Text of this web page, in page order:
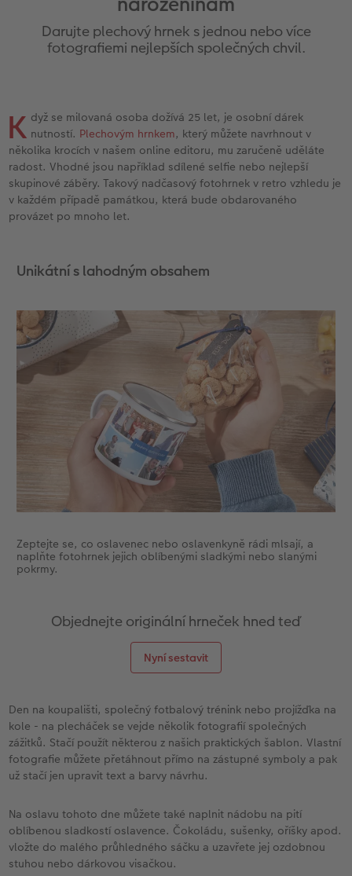
Panoramatické stránky
Ukázky fotoknih
Garance spokojenosti
CEWE myPhotos
Art Collection
CEWE foto ihned s textem
CEWE foto ihned s designem
CEWE přání na počkání
Fotosety ihned
Vícedílné fotografie ihned
Koláž ihned
CEWE foto ihned
Little Prints
Art Prints
Rámy
Samolepky z fotky
Novinky
Akrylové sklo
Hliníková deska
Gallery Print
Svatební cedule
Vícedílné obrazy
CEWE myPhotos
Novinky
Fotokoláž k výročí
Plakát s vyříznutou fotografií
Hry
Domácí mazlíčci
Art Prints
Dárková krabička
CEWE FOTOKNIHA dětská
Novinky
Novinky
Cardholder
CEWE myPhotos
Pohlednice s přímým odesláním
Karty
Dětská přání
Další události
CEWE myPhotos
Inspirace pro váš domov
DIY
Designové fotoobrazy
Kronika roku
Fotografické soutěže
Darujte plechový hrnek s jednou nebo více
fotografiemi nejlepších společných chvil.
K dyž se milovaná osoba dožívá 25 let, je osobní dárek
nutností. Plechovým hrnkem, který můžete navrhnout v
několika krocích v našem online editoru, mu zaručeně uděláte
radost. Vhodné jsou například sdílené selfie nebo nejlepší
skupinové záběry. Takový nadčasový fotohrnek v retro vzhledu je
v každém případě památkou, která bude obdarovaného
provázet po mnoho let.
Unikátní s lahodným obsahem
Zeptejte se, co oslavenec nebo oslavenkyně rádi mlsají, a
naplňte fotohrnek jejich oblíbenými sladkými nebo slanými
pokrmy.
Objednejte originální hrneček hned teď
Nyní sestavit
Den na koupališti, společný fotbalový trénink nebo projížďka na
kole - na plecháček se vejde několik fotografií společných
zážitků. Stačí použít některou z našich praktických šablon. Vlastní
fotografie můžete přetáhnout přímo na zástupné symboly a pak
už stačí jen upravit text a barvy návrhu.
Na oslavu tohoto dne můžete také naplnit nádobu na pití
oblíbenou sladkostí oslavence. Čokoládu, sušenky, oříšky apod.
vložte do malého průhledného sáčku a uzavřete jej ozdobnou
stuhou nebo dárkovou visačkou.